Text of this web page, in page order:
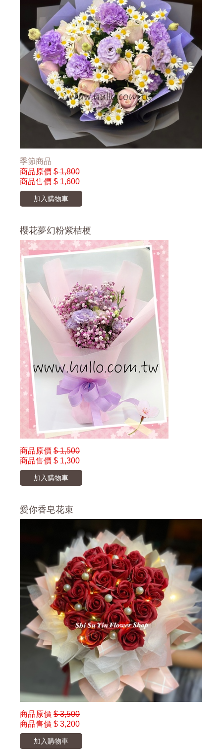
季節商品
商品原價 $ 1,800
商品售價 $ 1,600
加入購物車
櫻花夢幻粉紫桔梗
商品原價 $ 1,500
商品售價 $ 1,300
加入購物車
愛你香皂花束
商品原價 $ 3,500
商品售價 $ 3,200
加入購物車